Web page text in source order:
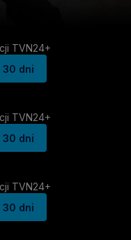
TVN24+
30 dni
TVN24+
30 dni
TVN24+
30 dni